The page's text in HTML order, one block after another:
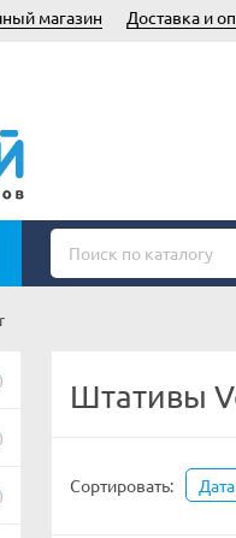
магазин Доставка и
Штативы
Сортировать: